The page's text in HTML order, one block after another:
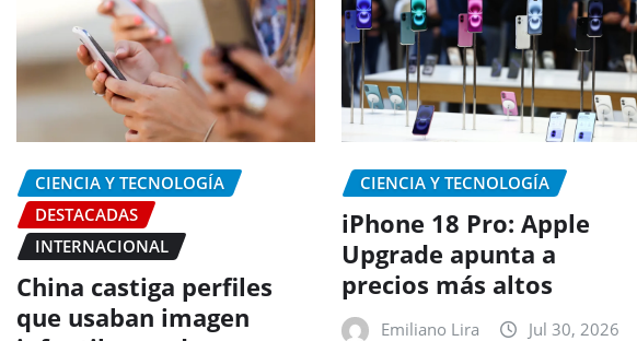
CIENCIA Y TECNOLOGÍA
DESTACADAS
INTERNACIONAL
China castiga perfiles
que usaban imagen
CIENCIA Y TECNOLOGÍA
iPhone 18 Pro: Apple
Upgrade apunta a
precios más altos
Emiliano Lira Jul 30, 2026